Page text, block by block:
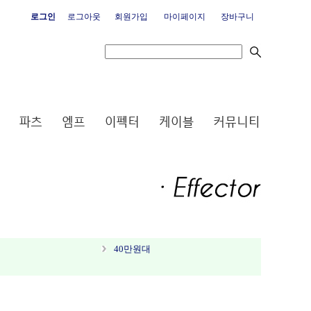
로그인 로그아웃 회원가입 마이페이지 장바구니
40만원대